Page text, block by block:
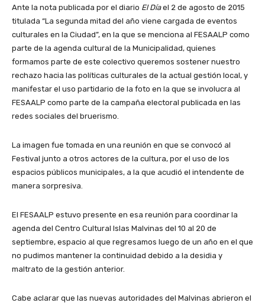
Ante la nota publicada por el diario El Díael 2 de agosto de 2015
titulada “La segunda mitad del año viene cargada de eventos
culturales en la Ciudad”, en la que se menciona al FESAALP como
parte de la agenda cultural de la Municipalidad, quienes
formamos parte de este colectivo queremos sostener nuestro
rechazo hacia las políticas culturales de la actual gestión local, y
manifestar el uso partidario de la foto en la que se involucra al
FESAALP como parte de la campaña electoral publicada en las
redes sociales del bruerismo.
La imagen fue tomada en una reunión en que se convocó al
Festival junto a otros actores de la cultura, por el uso de los
espacios públicos municipales, a la que acudió el intendente de
manera sorpresiva.
El FESAALP estuvo presente en esa reunión para coordinar la
agenda del Centro Cultural Islas Malvinas del 10 al 20 de
septiembre, espacio al que regresamos luego de un año en el que
no pudimos mantener la continuidad debido a la desidia y
maltrato de la gestión anterior.
Cabe aclarar que las nuevas autoridades del Malvinas abrieron el